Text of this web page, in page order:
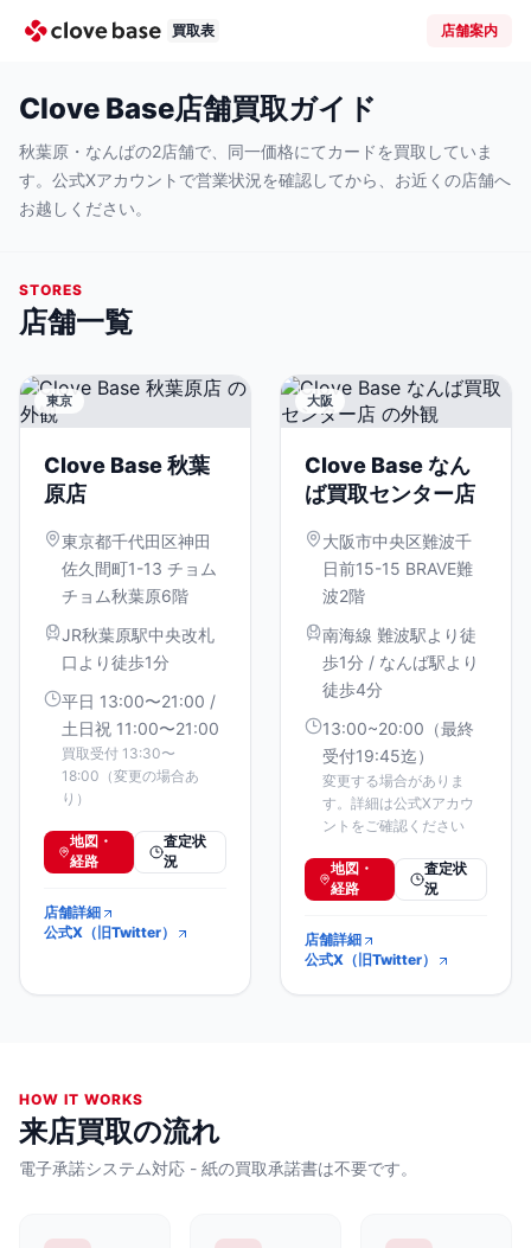
買取表 店舗案内
Clove Base店舗買取ガイド
秋葉原・なんばの2店舗で、同一価格にてカードを買取していま
す。公式Xアカウントで営業状況を確認してから、お近くの店舗へ
お越しください。
STORES
店舗一覧
東京
Clove Base 秋葉
原店
東京都千代田区神田
佐久間町1-13 チョム
チョム秋葉原6階
JR秋葉原駅中央改札
口より徒歩1分
平日 13:00〜21:00 /
土日祝 11:00〜21:00
買取受付 13:30〜
18:00（変更の場合あ
り）
地図・
経路
査定状
況
店舗詳細
公式X（旧Twitter）
大阪
Clove Base なん
ば買取センター店
大阪市中央区難波千
日前15-15 BRAVE難
波2階
南海線 難波駅より徒
歩1分 / なんば駅より
徒歩4分
13:00~20:00（最終
受付19:45迄）
変更する場合がありま
す。詳細は公式Xアカウ
ントをご確認ください
地図・
経路
査定状
況
店舗詳細
公式X（旧Twitter）
HOW IT WORKS
来店買取の流れ
電子承諾システム対応 - 紙の買取承諾書は不要です。